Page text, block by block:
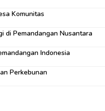
Komunitas
di Pemandangan Nusantara
Indonesia
Perkebunan